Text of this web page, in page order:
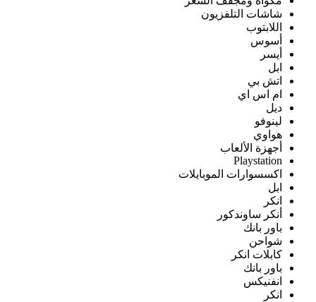
شاشات التلفزيون
اللابتوب
أسوس
أيسر
ابل
اتش بي
ام اس اي
ديل
لينوفو
هواوي
أجهزة الألعاب
Playstation
اكسسوارات الموبايلات
ابل
انكر
أنكر ساوندكور
باور بانك
شواحن
كابلات انكر
باور بانك
انفنيكس
انكر